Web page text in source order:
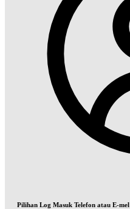
Pilihan Log Masuk Telefon atau E-mel